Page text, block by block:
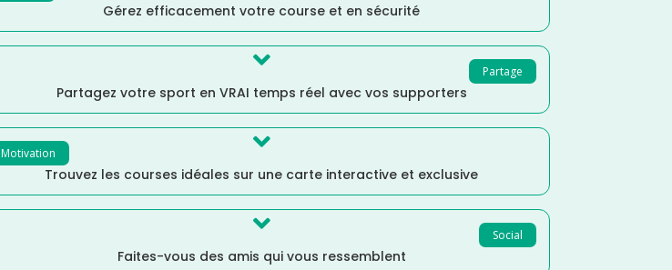
Gérez efficacement votre course et en sécurité
Partage

Partagez votre sport en VRAI temps réel avec vos supporters
Motivation 
Trouvez les courses idéales sur une carte interactive et exclusive
Social

Faites-vous des amis qui vous ressemblent